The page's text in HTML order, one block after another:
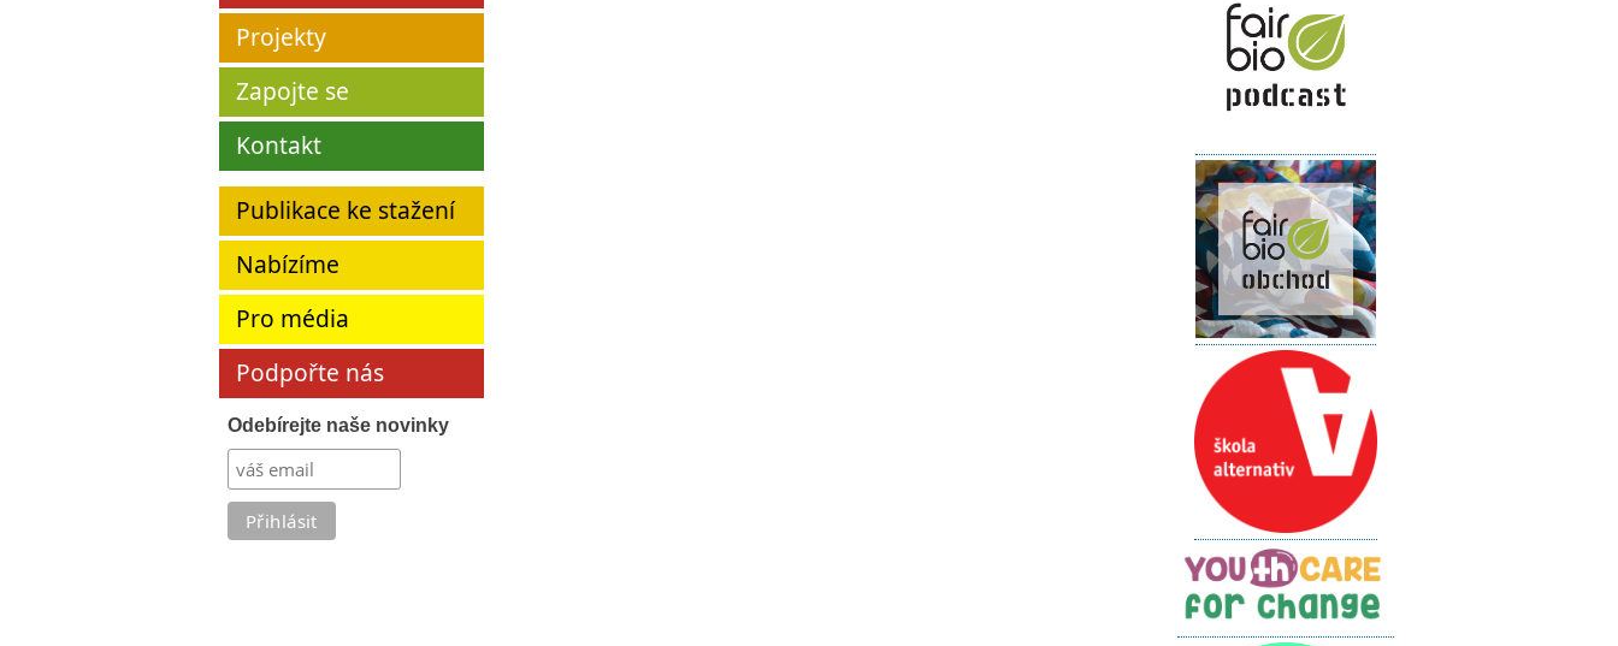
Projekty
Zapojte se
Kontakt
Publikace ke stažení
Nabízíme
Pro média
Podpořte nás
Odebírejte naše novinky